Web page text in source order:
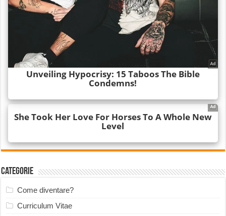
Categorie
Come diventare?
Curriculum Vitae